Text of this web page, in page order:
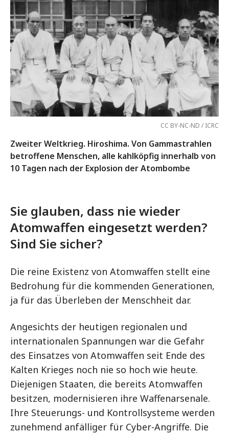
CC BY-NC-ND / ICRC
Zweiter Weltkrieg. Hiroshima. Von Gammastrahlen
betroffene Menschen, alle kahlköpfig innerhalb von
10 Tagen nach der Explosion der Atombombe
Sie glauben, dass nie wieder
Atomwaffen eingesetzt werden?
Sind Sie sicher?
Die reine Existenz von Atomwaffen stellt eine
Bedrohung für die kommenden Generationen,
ja für das Überleben der Menschheit dar.
Angesichts der heutigen regionalen und
internationalen Spannungen war die Gefahr
des Einsatzes von Atomwaffen seit Ende des
Kalten Krieges noch nie so hoch wie heute.
Diejenigen Staaten, die bereits Atomwaffen
besitzen, modernisieren ihre Waffenarsenale.
Ihre Steuerungs- und Kontrollsysteme werden
zunehmend anfälliger für Cyber-Angriffe. Die